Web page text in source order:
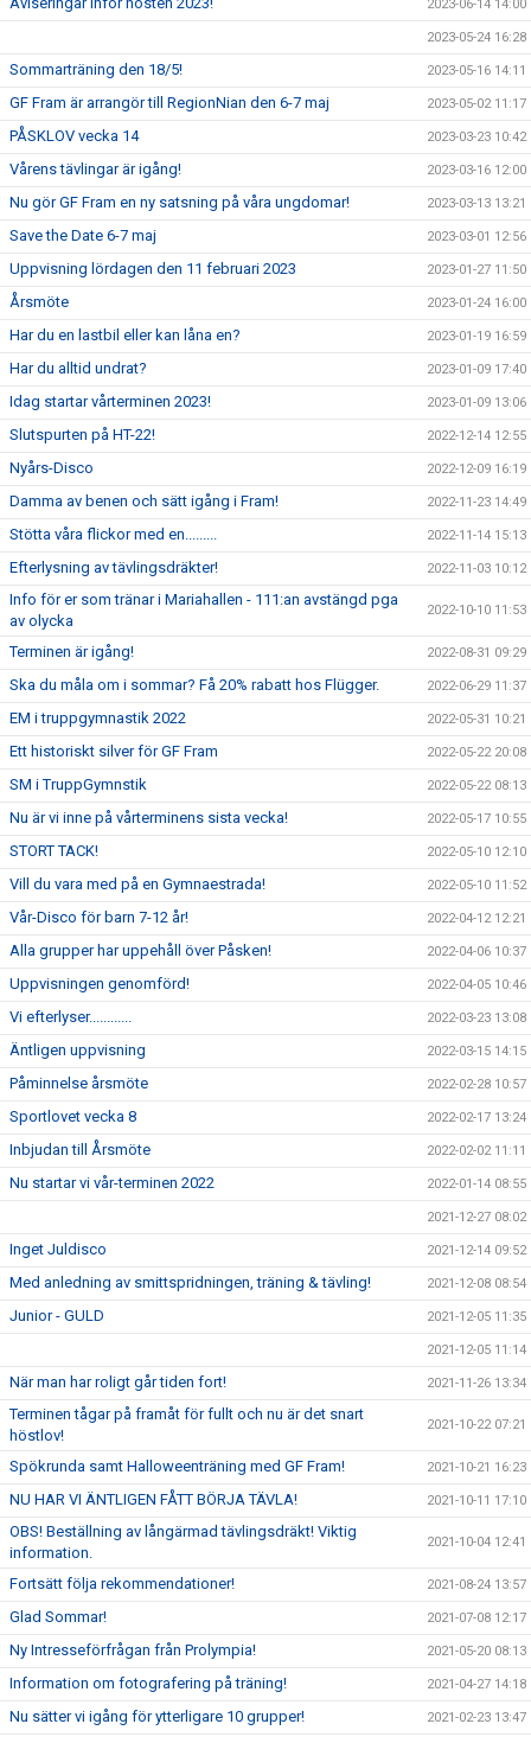
2023-06-14 14:00
2023-05-24 16:28
Sommarträning den 18/5! 2023-05-16 14:11
GF Fram är arrangör till RegionNian den 6-7 maj 2023-05-02 11:17
PÅSKLOV vecka 14 2023-03-23 10:42
Vårens tävlingar är igång! 2023-03-16 12:00
Nu gör GF Fram en ny satsning på våra ungdomar! 2023-03-13 13:21
Save the Date 6-7 maj 2023-03-01 12:56
Uppvisning lördagen den 11 februari 2023 2023-01-27 11:50
Årsmöte 2023-01-24 16:00
Har du en lastbil eller kan låna en? 2023-01-19 16:59
Har du alltid undrat? 2023-01-09 17:40
Idag startar vårterminen 2023! 2023-01-09 13:06
Slutspurten på HT-22! 2022-12-14 12:55
Nyårs-Disco 2022-12-09 16:19
Damma av benen och sätt igång i Fram! 2022-11-23 14:49
Stötta våra flickor med en......... 2022-11-14 15:13
Efterlysning av tävlingsdräkter! 2022-11-03 10:12
Info för er som tränar i Mariahallen - 111:an avstängd pga
av olycka
2022-10-10 11:53
Terminen är igång! 2022-08-31 09:29
Ska du måla om i sommar? Få 20% rabatt hos Flügger. 2022-06-29 11:37
EM i truppgymnastik 2022 2022-05-31 10:21
Ett historiskt silver för GF Fram 2022-05-22 20:08
SM i TruppGymnstik 2022-05-22 08:13
Nu är vi inne på vårterminens sista vecka! 2022-05-17 10:55
STORT TACK! 2022-05-10 12:10
Vill du vara med på en Gymnaestrada! 2022-05-10 11:52
Vår-Disco för barn 7-12 år! 2022-04-12 12:21
Alla grupper har uppehåll över Påsken! 2022-04-06 10:37
Uppvisningen genomförd! 2022-04-05 10:46
Vi efterlyser............ 2022-03-23 13:08
Äntligen uppvisning 2022-03-15 14:15
Påminnelse årsmöte 2022-02-28 10:57
Sportlovet vecka 8 2022-02-17 13:24
Inbjudan till Årsmöte 2022-02-02 11:11
Nu startar vi vår-terminen 2022 2022-01-14 08:55
2021-12-27 08:02
Inget Juldisco 2021-12-14 09:52
Med anledning av smittspridningen, träning & tävling! 2021-12-08 08:54
Junior - GULD 2021-12-05 11:35
2021-12-05 11:14
När man har roligt går tiden fort! 2021-11-26 13:34
Terminen tågar på framåt för fullt och nu är det snart
höstlov!
2021-10-22 07:21
Spökrunda samt Halloweenträning med GF Fram! 2021-10-21 16:23
NU HAR VI ÄNTLIGEN FÅTT BÖRJA TÄVLA! 2021-10-11 17:10
OBS! Beställning av långärmad tävlingsdräkt! Viktig
information.
2021-10-04 12:41
Fortsätt följa rekommendationer! 2021-08-24 13:57
Glad Sommar! 2021-07-08 12:17
Ny Intresseförfrågan från Prolympia! 2021-05-20 08:13
Information om fotografering på träning! 2021-04-27 14:18
Nu sätter vi igång för ytterligare 10 grupper! 2021-02-23 13:47